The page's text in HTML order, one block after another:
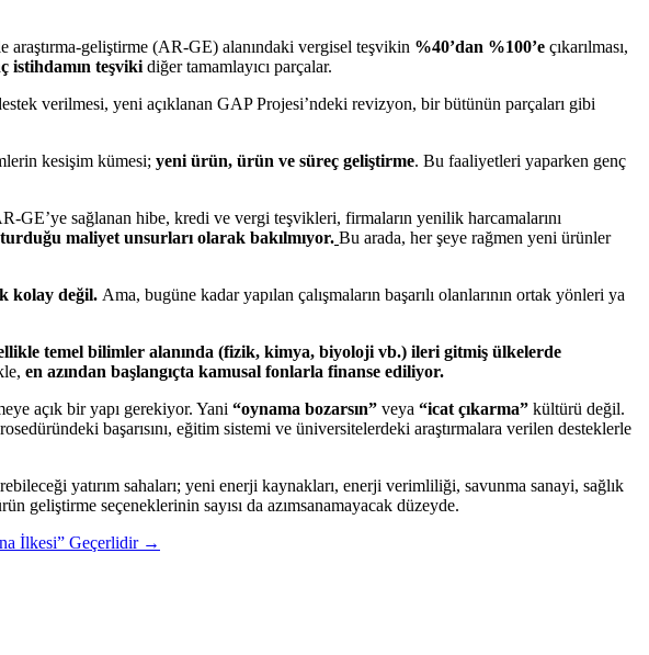
araştırma-geliştirme (AR-GE) alanındaki vergisel teşvikin %40’dan %100’e çıkarılması,
istihdamın teşviki diğer tamamlayıcı parçalar.
verilmesi, yeni açıklanan GAP Projesi’ndeki revizyon, bir bütünün parçaları gibi
kesişim kümesi; yeni ürün, ürün ve süreç geliştirme. Bu faaliyetleri yaparken genç
sağlanan hibe, kredi ve vergi teşvikleri, firmaların yenilik harcamalarını
maliyet unsurları olarak bakılmıyor. Bu arada, her şeye rağmen yeni ürünler
kolay değil. Ama, bugüne kadar yapılan çalışmaların başarılı olanlarının ortak yönleri ya
temel bilimler alanında (fizik, kimya, biyoloji vb.) ileri gitmiş ülkelerde
en azından başlangıçta kamusal fonlarla finanse ediliyor.
açık bir yapı gerekiyor. Yani “oynama bozarsın” veya “icat çıkarma” kültürü değil.
başarısını, eğitim sistemi ve üniversitelerdeki araştırmalara verilen desteklerle
yatırım sahaları; yeni enerji kaynakları, enerji verimliliği, savunma sanayi, sağlık
geliştirme seçeneklerinin sayısı da azımsanamayacak düzeyde.
İlkesi” Geçerlidir →